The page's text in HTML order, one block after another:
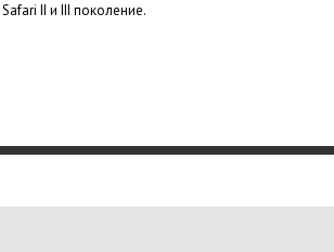
II и III поколение.